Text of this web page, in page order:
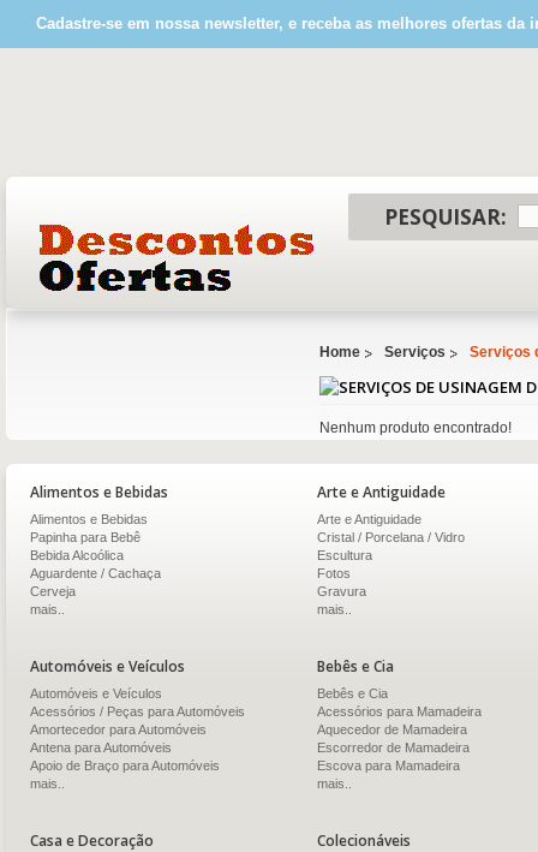
Cadastre-se em nossa newsletter, e receba as melhores ofertas da
PESQUISAR:
Home Serviços Serviços
Nenhum produto encontrado!
Alimentos e Bebidas
Alimentos e Bebidas
Papinha para Bebê
Bebida Alcoólica
Aguardente / Cachaça
Cerveja
mais..
Arte e Antiguidade
Arte e Antiguidade
Cristal / Porcelana / Vidro
Escultura
Fotos
Gravura
mais..
Automóveis e Veículos
Automóveis e Veículos
Acessórios / Peças para Automóveis
Amortecedor para Automóveis
Antena para Automóveis
Apoio de Braço para Automóveis
mais..
Bebês e Cia
Bebês e Cia
Acessórios para Mamadeira
Aquecedor de Mamadeira
Escorredor de Mamadeira
Escova para Mamadeira
mais..
Casa e Decoração Colecionáveis